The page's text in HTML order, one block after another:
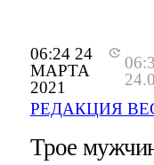
06:24 24
МАРТА
2021
РЕДАКЦИЯ
Трое